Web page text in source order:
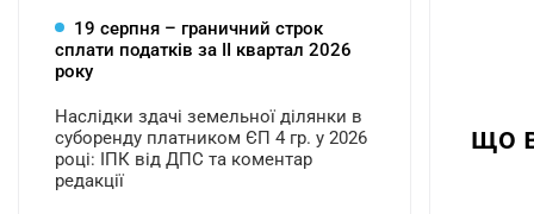
що
19 серпня – граничний строк
сплати податків за ІI квартал 2026
року
Наслідки здачі земельної ділянки в
суборенду платником ЄП 4 гр. у 2026
році: ІПК від ДПС та коментар
редакції